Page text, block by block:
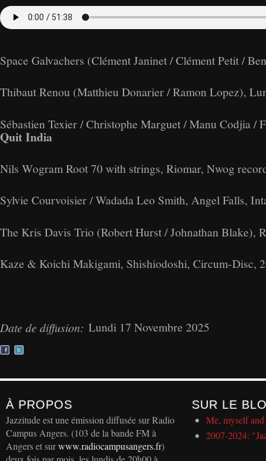
Space Galvachers (Clément Janinet / Clément Petit /
Thibaut Renou (Matthieu Donarier / Ramon Lopez),
Sébastien Texier / Christophe Marguet / Manu Codjia
Quit India
Nils Wogram Root 70 with strings, Riomar, Nwog
Sylvie Courvoisier / Wadada Leo Smith, Angel Falls,
The Kris Davis Trio (Robert Hurst / Johnathan Blake),
Kaze & Koichi Makigami, Shishiodoshi, Circum-Disc,
Date de diffusion: Lundi 17 Novembre 2025
À PROPOS
Jazzitude est une émission diffusée sur Radio
Campus Angers. (103 de la bande FM à
Angers et surwww.radiocampusangers.fr)
SUR LE
Me, myself
2007-2024: